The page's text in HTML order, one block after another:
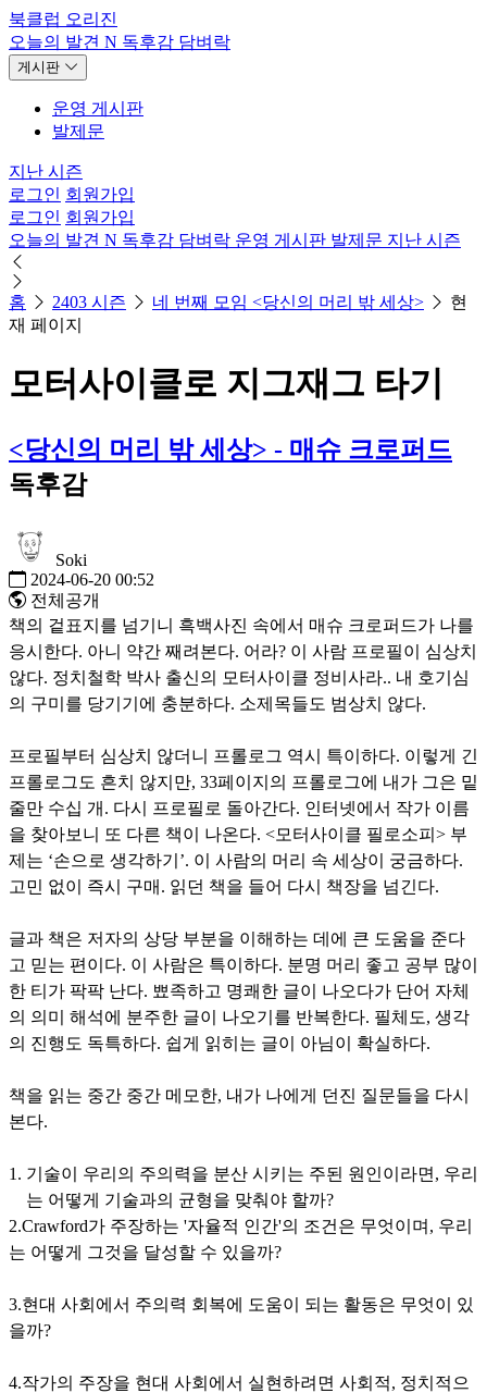
북클럽 오리진
오늘의 발견 N 독후감 담벼락
게시판
운영 게시판
발제문
지난 시즌
로그인 회원가입
로그인 회원가입
오늘의 발견 N 독후감 담벼락 운영 게시판 발제문 지난 시즌
홈 2403 시즌 네 번째 모임 <당신의 머리 밖 세상>
현
재 페이지
모터사이클로 지그재그 타기
<당신의 머리 밖 세상> - 매슈 크로퍼드
독후감
Soki
2024-06-20 00:52
전체공개
책의 겉표지를 넘기니 흑백사진 속에서 매슈 크로퍼드가 나를
응시한다. 아니 약간 째려본다. 어라? 이 사람 프로필이 심상치
않다. 정치철학 박사 출신의 모터사이클 정비사라.. 내 호기심
의 구미를 당기기에 충분하다. 소제목들도 범상치 않다.
프로필부터 심상치 않더니 프롤로그 역시 특이하다. 이렇게 긴
프롤로그도 흔치 않지만, 33페이지의 프롤로그에 내가 그은 밑
줄만 수십 개. 다시 프로필로 돌아간다. 인터넷에서 작가 이름
을 찾아보니 또 다른 책이 나온다. <모터사이클 필로소피> 부
제는 ‘손으로 생각하기’. 이 사람의 머리 속 세상이 궁금하다.
고민 없이 즉시 구매. 읽던 책을 들어 다시 책장을 넘긴다.
글과 책은 저자의 상당 부분을 이해하는 데에 큰 도움을 준다
고 믿는 편이다. 이 사람은 특이하다. 분명 머리 좋고 공부 많이
한 티가 팍팍 난다. 뾰족하고 명쾌한 글이 나오다가 단어 자체
의 의미 해석에 분주한 글이 나오기를 반복한다. 필체도, 생각
의 진행도 독특하다. 쉽게 읽히는 글이 아님이 확실하다.
책을 읽는 중간 중간 메모한, 내가 나에게 던진 질문들을 다시
본다.
기술이 우리의 주의력을 분산 시키는 주된 원인이라면, 우리
는 어떻게 기술과의 균형을 맞춰야 할까?
2.Crawford가 주장하는 '자율적 인간'의 조건은 무엇이며, 우리
는 어떻게 그것을 달성할 수 있을까?
3.현대 사회에서 주의력 회복에 도움이 되는 활동은 무엇이 있
을까?
4.작가의 주장을 현대 사회에서 실현하려면 사회적, 정치적으